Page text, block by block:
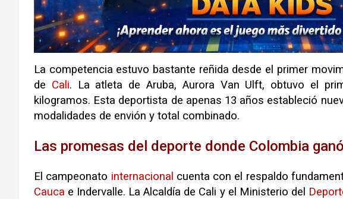
La competencia estuvo bastante reñida desde el primer
de Cali. La atleta de Aruba, Aurora Van Ulft, obtuvo el
kilogramos. Esta deportista de apenas 13 años estableció
modalidades de envión y total combinado.
Las promesas del deporte donde Colombia
El campeonato internacional cuenta con el respaldo
Cauca e Indervalle. La Alcaldía de Cali y el Ministerio del